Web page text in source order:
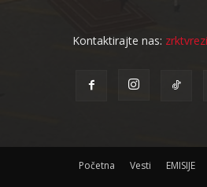
Kontaktirajte nas:
Početna Vesti EMISIJE